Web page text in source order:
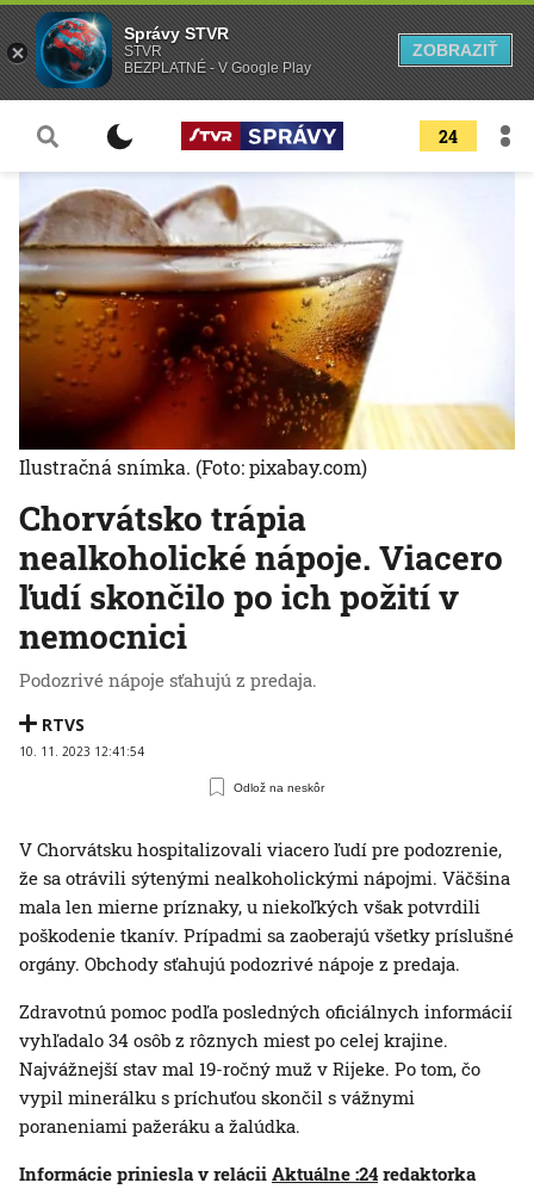
24
Chorvátsko trápia
nealkoholické nápoje. Viacero
ľudí skončilo po ich požití v
nemocnici
Podozrivé nápoje sťahujú z predaja.
RTVS
10. 11. 2023 12:41:54
Odlož na neskôr
Ilustračná snímka. (Foto: pixabay.com)
V Chorvátsku hospitalizovali viacero ľudí pre podozrenie,
že sa otrávili sýtenými nealkoholickými nápojmi. Väčšina
mala len mierne príznaky, u niekoľkých však potvrdili
poškodenie tkanív. Prípadmi sa zaoberajú všetky príslušné
orgány. Obchody sťahujú podozrivé nápoje z predaja.
Zdravotnú pomoc podľa posledných oficiálnych informácií
vyhľadalo 34 osôb z rôznych miest po celej krajine.
Najvážnejší stav mal 19-ročný muž v Rijeke. Po tom, čo
vypil minerálku s príchuťou skončil s vážnymi
poraneniami pažeráku a žalúdka.
Informácie priniesla v relácii Aktuálne :24 redaktorka
Správy STVR
STVR
BEZPLATNÉ - V Google Play
ZOBRAZIŤ